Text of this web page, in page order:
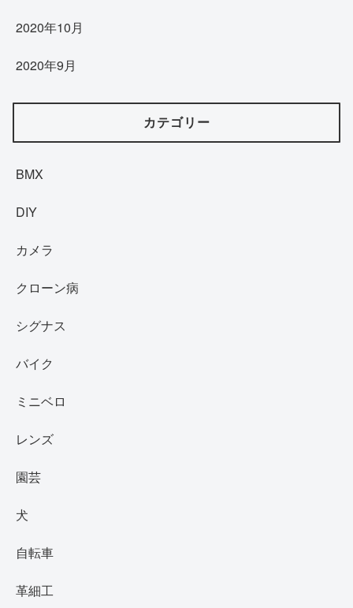
2020年10月
2020年9月
カテゴリー
BMX
DIY
カメラ
クローン病
シグナス
バイク
ミニベロ
レンズ
園芸
犬
自転車
革細工